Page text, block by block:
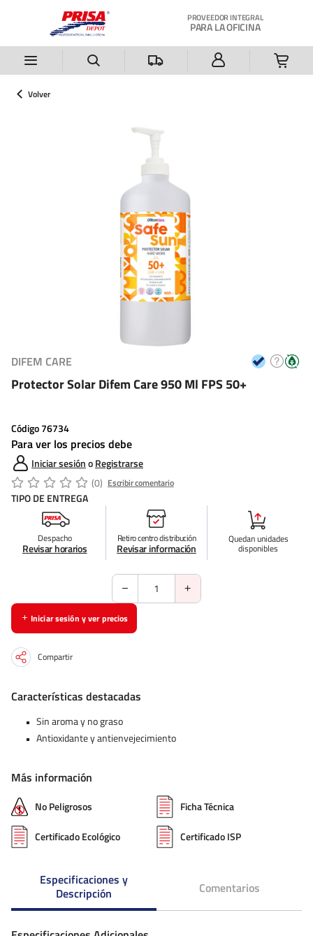
PROVEEDOR INTEGRAL
PARA LA OFICINA
Volver
DIFEM CARE
Protector Solar Difem Care 950 Ml FPS 50+
Código76734
Para ver los precios debe
Iniciar sesiónoRegistrarse
(0) Escribir comentario
TIPO DE ENTREGA
Despacho
Revisar horarios
Retiro centro distribución
Revisar información
Quedanunidades
disponibles
Iniciar sesión y ver precios
Compartir
Características destacadas
Sin aroma y no graso
Antioxidante y antienvejecimiento
Más información
No Peligrosos Ficha Técnica
Certificado Ecológico Certificado ISP
Especificaciones y
Descripción
Comentarios